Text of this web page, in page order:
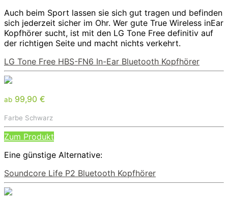
Auch beim Sport lassen sie sich gut tragen und befinden
sich jederzeit sicher im Ohr. Wer gute True Wireless inEar
Kopfhörer sucht, ist mit den LG Tone Free definitiv auf
der richtigen Seite und macht nichts verkehrt.
LG Tone Free HBS-FN6 In-Ear Bluetooth Kopfhörer
ab 99,90 €
Farbe Schwarz
Zum Produkt
Eine günstige Alternative:
Soundcore Life P2 Bluetooth Kopfhörer